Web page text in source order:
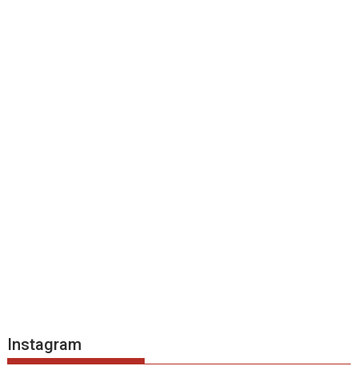
Instagram